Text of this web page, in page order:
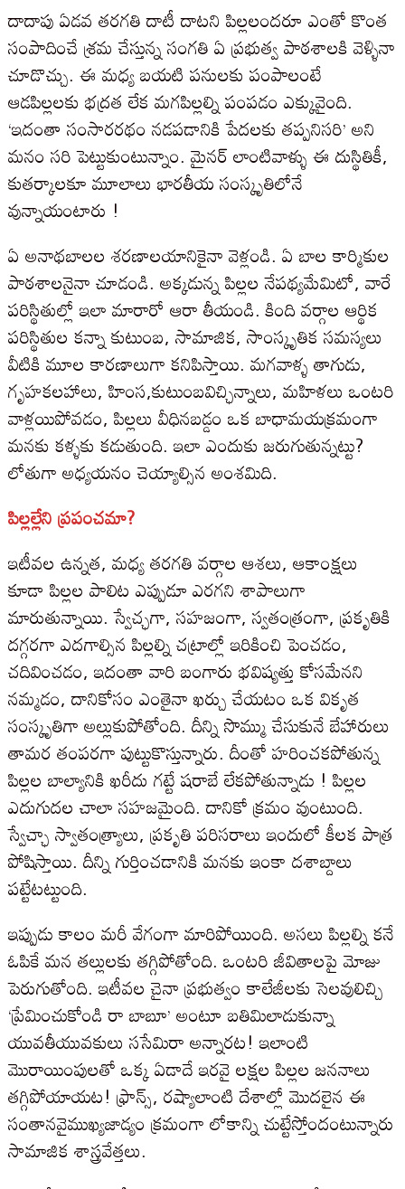
దాదాపు ఏడవ తరగతి దాటీ దాటని పిల్లలందరూ ఎంతో కొంత
సంపాదించే శ్రమ చేస్తున్న సంగతి ఏ ప్రభుత్వ పాఠశాలకి వెళ్ళినా
చూడొచ్చు. ఈ మధ్య బయటి పనులకు పంపాలంటే
ఆడపిల్లలకు భద్రత లేక మగపిల్లల్ని పంపడం ఎక్కువైంది.
‘ఇదంతా సంసారరథం నడపడానికి పేదలకు తప్పనిసరి’ అని
మనం సరి పెట్టుకుంటున్నాం. మైనర్ లాంటివాళ్ళు ఈ దుస్థితికీ,
కుతర్కాలకూ మూలాలు భారతీయ సంస్కృతిలోనే
వున్నాయంటారు !
ఏ అనాథబాలల శరణాలయానికైనా వెళ్లండి. ఏ బాల కార్మికుల
పాఠశాలనైనా చూడండి. అక్కడున్న పిల్లల నేపథ్యమేమిటో, వారే
పరిస్థితుల్లో ఇలా మారారో ఆరా తీయండి. కింది వర్గాల ఆర్థిక
పరిస్థితుల కన్నా కుటుంబ, సామాజిక, సాంస్కృతిక సమస్యలు
వీటికి మూల కారణాలుగా కనిపిస్తాయి. మగవాళ్ళ తాగుడు,
గృహకలహాలు, హింస,కుటుంబవిచ్ఛిన్నాలు, మహిళలు ఒంటరి
వాళ్లయిపోవడం, పిల్లలు వీధినబడ్డం ఒక బాధామయక్రమంగా
మనకు కళ్ళకు కడుతుంది. ఇలా ఎందుకు జరుగుతున్నట్టు?
లోతుగా అధ్యయనం చెయ్యాల్సిన అంశమిది.
పిల్లల్లేని ప్రపంచమా?
ఇటీవల ఉన్నత, మధ్య తరగతి వర్గాల ఆశలు, ఆకాంక్షలు
కూడా పిల్లల పాలిట ఎప్పుడూ ఎరగని శాపాలుగా
మారుతున్నాయి. స్వేచ్ఛగా, సహజంగా, స్వతంత్రంగా, ప్రకృతికి
దగ్గరగా ఎదగాల్సిన పిల్లల్ని చట్రాల్లో ఇరికించి పెంచడం,
చదివించడం, ఇదంతా వారి బంగారు భవిష్యత్తు కోసమేనని
నమ్మడం, దానికోసం ఎంతైనా ఖర్చు చేయటం ఒక వికృత
సంస్కృతిగా అల్లుకుపోతోంది. దీన్ని సొమ్ము చేసుకునే బేహారులు
తామర తంపరగా పుట్టుకొస్తున్నారు. దీంతో హరించకపోతున్న
పిల్లల బాల్యానికి ఖరీదు గట్టే షరాబే లేకపోతున్నాడు ! పిల్లల
ఎదుగుదల చాలా సహజమైంది. దానికో క్రమం వుంటుంది.
స్వేచ్ఛా స్వాతంత్ర్యాలు, ప్రకృతి పరిసరాలు ఇందులో కీలక పాత్ర
పోషిస్తాయి. దీన్ని గుర్తించడానికి మనకు ఇంకా దశాబ్దాలు
పట్టేటట్టుంది.
ఇప్పుడు కాలం మరీ వేగంగా మారిపోయింది. అసలు పిల్లల్ని కనే
ఓపికే మన తల్లులకు తగ్గిపోతోంది. ఒంటరి జీవితాలపై మోజు
పెరుగుతోంది. ఇటీవల చైనా ప్రభుత్వం కాలేజీలకు సెలవులిచ్చి
‘ప్రేమించుకోండి రా బాబూ’ అంటూ బతిమిలాడుకున్నా
యువతీయువకులు ససేమిరా అన్నారట! ఇలాంటి
మొరాయింపులతో ఒక్క ఏడాదే ఇరవై లక్షల పిల్లల జననాలు
తగ్గిపోయాయట! ఫ్రాన్స్, రష్యాలాంటి దేశాల్లో మొదలైన ఈ
సంతానవైముఖ్యజాడ్యం క్రమంగా లోకాన్ని చుట్టేస్తోందంటున్నారు
సామాజిక శాస్త్రవేత్తలు.